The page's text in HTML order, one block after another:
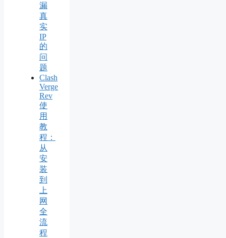
漏
真
实
IP
的
问
题
Clash
Verge
Rev
使
用
教
程：
从
安
装
到
上
网
全
流
程